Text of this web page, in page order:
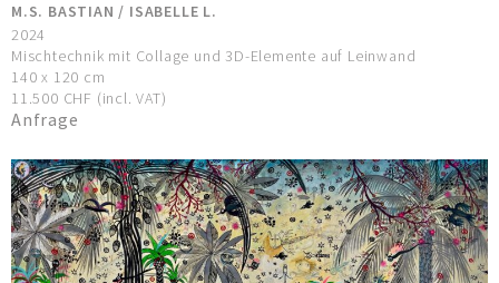
M.S. BASTIAN / ISABELLE L.
2024
Mischtechnik mit Collage und 3D-Elemente auf Leinwand
140 x 120 cm
11.500 CHF (incl. VAT)
Anfrage